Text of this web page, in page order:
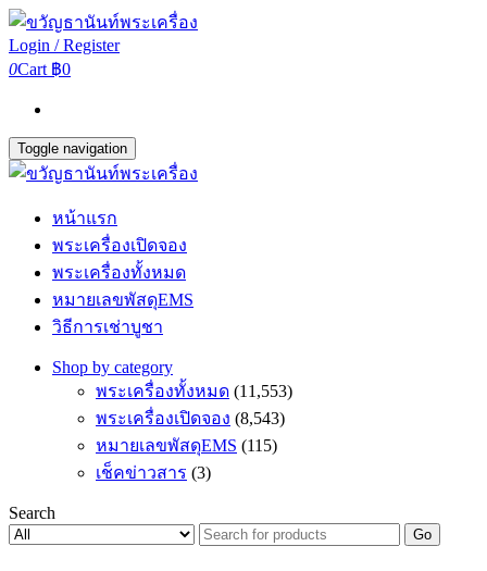
Login / Register
0Cart ฿0
Toggle navigation
หน้าแรก
พระเครื่องเปิดจอง
พระเครื่องทั้งหมด
หมายเลขพัสดุEMS
วิธีการเช่าบูชา
Shop by category
พระเครื่องทั้งหมด (11,553)
พระเครื่องเปิดจอง (8,543)
หมายเลขพัสดุEMS (115)
เช็คข่าวสาร (3)
Search
Go